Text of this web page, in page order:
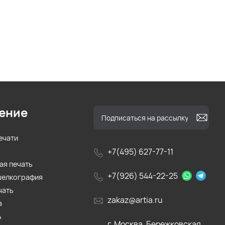
+7(495) 627-77-11
+7(926) 544-22-25
zakaz@artia.ru
печать